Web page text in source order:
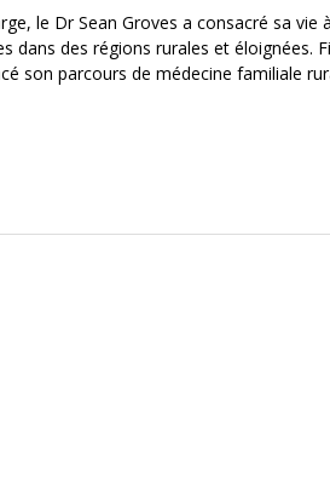
le Dr Sean Groves a consacré sa vie
dans des régions rurales et éloignées.
son parcours de médecine familiale